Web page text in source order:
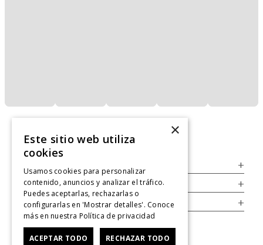
+
Legal +
Cuenta +
×
Este sitio web utiliza
cookies
Usamos cookies para personalizar
contenido, anuncios y analizar el tráfico.
Puedes aceptarlas, rechazarlas o
configurarlas en 'Mostrar detalles'. Conoce
más en nuestra Política de privacidad
ACEPTAR TODO RECHAZAR TODO